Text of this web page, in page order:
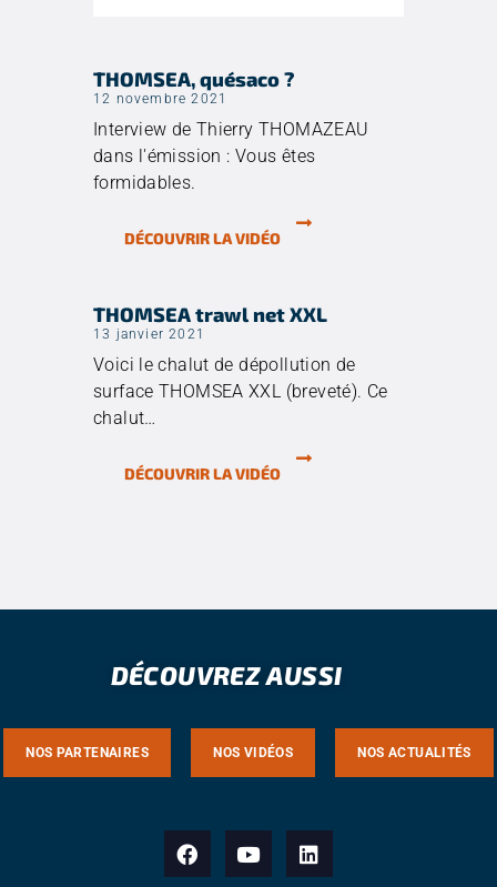
THOMSEA, quésaco ?
12 novembre 2021
Interview de Thierry THOMAZEAU
dans l'émission : Vous êtes
formidables.
DÉCOUVRIR LA VIDÉO
THOMSEA trawl net XXL
13 janvier 2021
Voici le chalut de dépollution de
surface THOMSEA XXL (breveté). Ce
chalut…
DÉCOUVRIR LA VIDÉO
DÉCOUVREZ AUSSI
NOS PARTENAIRES NOS VIDÉOS NOS ACTUALITÉS